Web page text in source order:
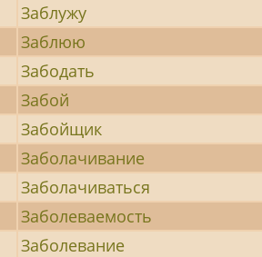
Заблужу
Заблюю
Забодать
Забой
Забойщик
Заболачивание
Заболачиваться
Заболеваемость
Заболевание